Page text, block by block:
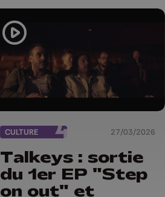
CULTURE 27/03/2026
Talkeys : sortie
du 1er EP "Step
on out" et